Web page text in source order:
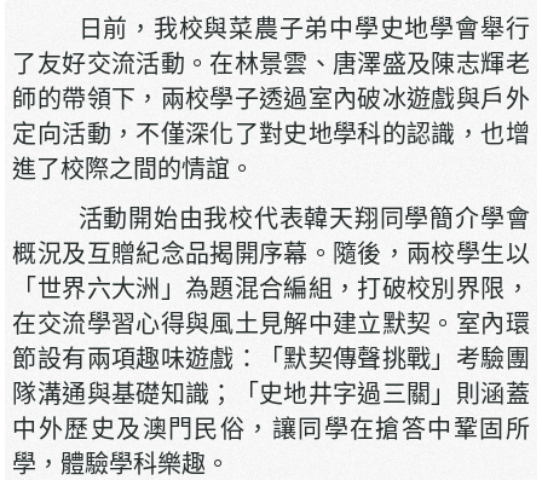
日前，我校與菜農子弟中學史地學會舉行
了友好交流活動。在林景雲、唐澤盛及陳志輝老
師的帶領下，兩校學子透過室內破冰遊戲與戶外
定向活動，不僅深化了對史地學科的認識，也增
進了校際之間的情誼。
活動開始由我校代表韓天翔同學簡介學會
概況及互贈紀念品揭開序幕。隨後，兩校學生以
「世界六大洲」為題混合編組，打破校別界限，
在交流學習心得與風土見解中建立默契。室內環
節設有兩項趣味遊戲：「默契傳聲挑戰」考驗團
隊溝通與基礎知識；「史地井字過三關」則涵蓋
中外歷史及澳門民俗，讓同學在搶答中鞏固所
學，體驗學科樂趣。